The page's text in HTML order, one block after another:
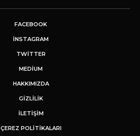
FACEBOOK
INSTAGRAM
TWITTER
MEDIUM
HAKKIMIZDA
GİZLİLİK
İLETIŞIM
ÇEREZ POLITIKALARI